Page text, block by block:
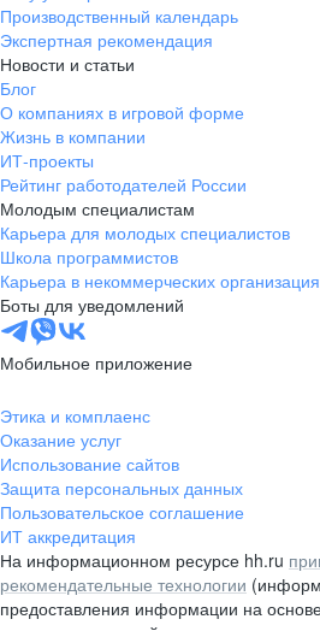
Производственный календарь
Экспертная рекомендация
Новости и статьи
Блог
О компаниях в игровой форме
Жизнь в компании
ИТ-проекты
Рейтинг работодателей России
Молодым специалистам
Карьера для молодых специалистов
Школа программистов
Карьера в некоммерческих
Боты для уведомлений
Мобильное приложение
Этика и комплаенс
Оказание услуг
Использование сайтов
Защита персональных данных
Пользовательское соглашение
ИТ аккредитация
На информационном ресурсе hh.ru
рекомендательные технологии
предоставления информации на